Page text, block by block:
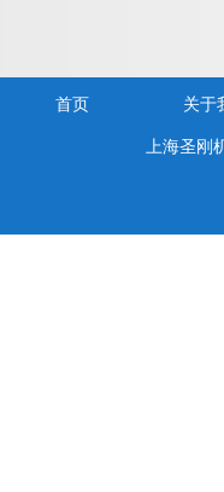
首页 关于
上海圣刚